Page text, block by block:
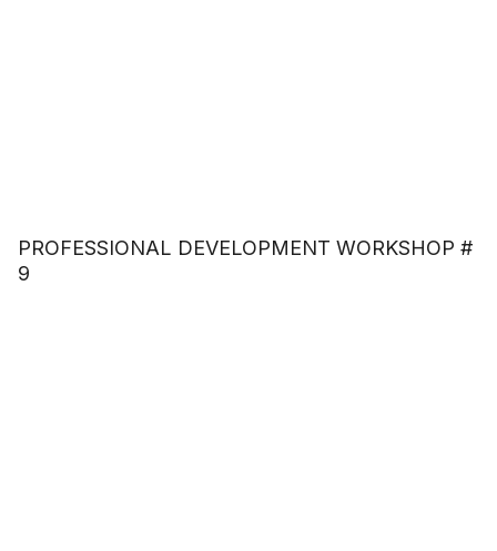
PROFESSIONAL DEVELOPMENT WORKSHOP #
9